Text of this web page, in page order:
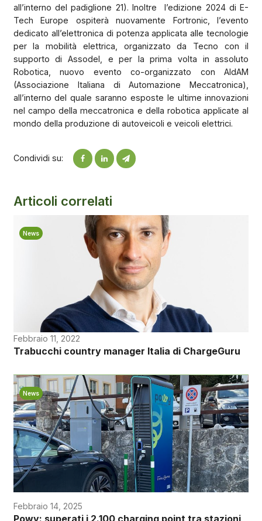
all’interno del padiglione 21). Inoltre
l’edizione 2024 di E-
Tech Europe ospiterà nuovamente Fortronic, l’evento
dedicato all’elettronica di potenza applicata alle tecnologie
per la mobilità elettrica, organizzato da Tecno con il
supporto di Assodel, e per la prima volta in assoluto
Robotica, nuovo evento co-organizzato con AIdAM
(Associazione Italiana di Automazione Meccatronica),
all’interno del quale saranno esposte le ultime innovazioni
nel campo della meccatronica e della robotica applicate al
mondo della produzione di autoveicoli e veicoli elettrici.
Condividi su:
Articoli correlati
News
Febbraio 11, 2022
Trabucchi country manager Italia di ChargeGuru
News
Febbraio 14, 2025
Powy: superati i 2.100 charging point tra stazioni